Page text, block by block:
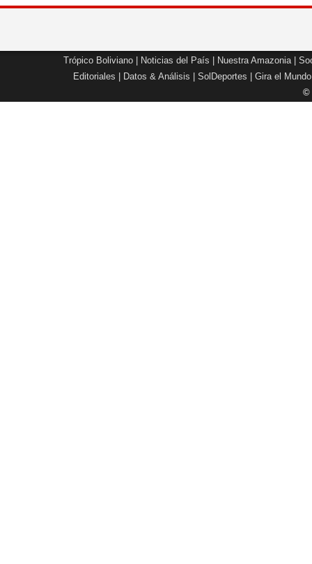
Trópico Boliviano Noticias del País Nuestra Amazonia|
Editoriales
Datos & Análisis SolDeportes Gira el Mundo
©